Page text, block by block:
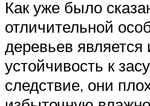
Как уже было
отличительной
деревьев является
устойчивость к
следствие, они